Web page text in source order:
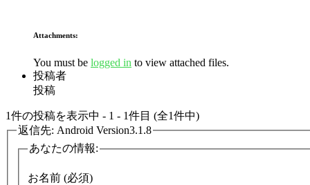
Attachments:
You must be logged in to view attached files.
投稿者
投稿
1件の投稿を表示中 - 1 - 1件目 (全1件中)
返信先: Android Version3.1.8
あなたの情報:
お名前 (必須)